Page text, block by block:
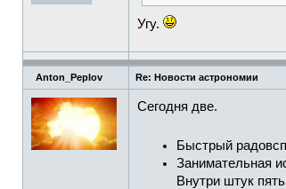
Угу.
Anton_Peplov Re: Новости астрономии
Сегодня две.
Быстрый
Занимательная
Внутри штук